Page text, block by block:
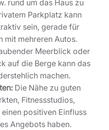
rund um das Haus zu
Parkplatz kann
sein, gerade für
mit mehreren Autos.
Meerblick oder
auf die Berge kann das
machen.
Die Nähe zu guten
Fitnessstudios,
positiven Einfluss
Angebots haben.